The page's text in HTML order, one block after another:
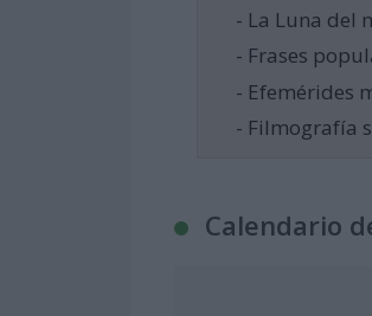
- La Luna del
- Frases
- Efemérides
- Filmografía
Calendario